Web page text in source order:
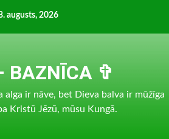
augusts, 2026
BAZNĪCA ✞
alga ir nāve, bet Dieva balva ir mūžīga
Kristū Jēzū, mūsu Kungā.